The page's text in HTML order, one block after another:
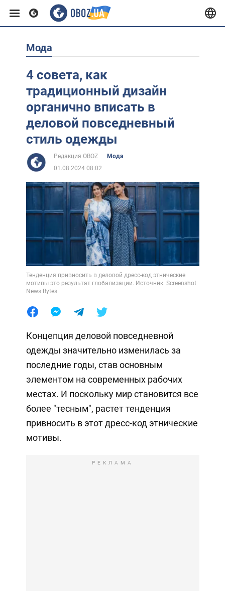
Европа
США
Азия
Африка
Жизнь
Лайфхаки
Мода
4 совета, как
традиционный дизайн
органично вписать в
деловой повседневный
стиль одежды
Редакция OBOZ
Мода
01.08.2024 08:02
Тенденция привносить в деловой дресс-код этнические
мотивы это результат глобализации. Источник: Screenshot
News Bytes
Концепция деловой повседневной
одежды значительно изменилась за
последние годы, став основным
элементом на современных рабочих
местах. И поскольку мир становится все
более "тесным", растет тенденция
привносить в этот дресс-код этнические
мотивы.
РЕКЛАМА